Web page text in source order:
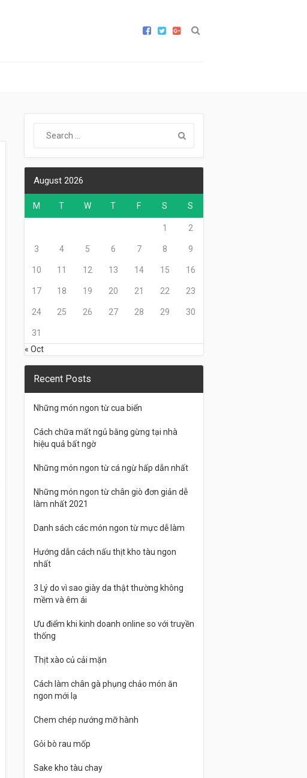
August 2026
M T W T F S S
1 2
3 4 5 6 7 8 9
10 11 12 13 14 15 16
17 18 19 20 21 22 23
24 25 26 27 28 29 30
31
« Oct
Recent Posts
Những món ngon từ cua biển
Cách chữa mất ngủ bằng gừng tại nhà
hiệu quả bất ngờ
Những món ngon từ cá ngừ hấp dẫn nhất
Những món ngon từ chân giò đơn giản dễ
làm nhất 2021
Danh sách các món ngon từ mực dễ làm
Hướng dẫn cách nấu thịt kho tàu ngon
nhất
3 Lý do vì sao giày da thật thường không
mềm và êm ái
Ưu điểm khi kinh doanh online so với truyền
thống
Thịt xào củ cải mặn
Cách làm chân gà phụng chảo món ăn
ngon mới lạ
Chem chép nướng mỡ hành
Gỏi bò rau mốp
Sake kho tàu chay